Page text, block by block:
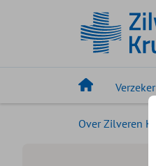
Over Zilveren